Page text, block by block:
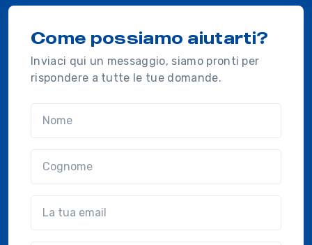
Come possiamo aiutarti?
Inviaci qui un messaggio, siamo pronti per
rispondere a tutte le tue domande.